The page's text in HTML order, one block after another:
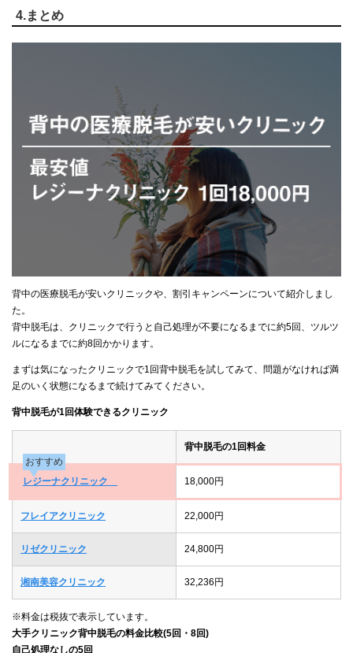
4.まとめ
背中の医療脱毛が安いクリニックや、割引キャンペーンについて紹介しまし
た。
背中脱毛は、クリニックで行うと自己処理が不要になるまでに約5回、ツルツ
ルになるまでに約8回かかります。
まずは気になったクリニックで1回背中脱毛を試してみて、問題がなければ満
足のいく状態になるまで続けてみてください。
背中脱毛が1回体験できるクリニック
背中脱毛の1回料金
おすすめ
レジーナクリニック
18,000円
フレイアクリニック 22,000円
リゼクリニック 24,800円
湘南美容クリニック 32,236円
※料金は税抜で表示しています。
大手クリニック背中脱毛の料金比較(5回・8回)
自己処理なしの5回